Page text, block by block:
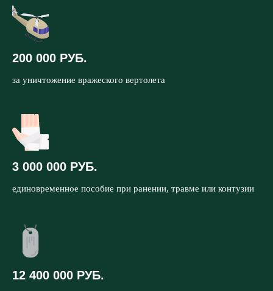
200 000 РУБ.
за уничтожение вражеского вертолета
3 000 000 РУБ.
единовременное пособие при ранении, травме или контузии
12 400 000 РУБ.